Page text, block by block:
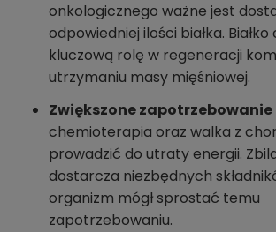
onkologicznego ważne jest
odpowiedniej ilości białka.
kluczową rolę w regeneracji
utrzymaniu masy mięśniowej.
Zwiększone
chemioterapia oraz walka z
prowadzić do utraty energii.
dostarcza niezbędnych
organizm mógł sprostać temu
zapotrzebowaniu.